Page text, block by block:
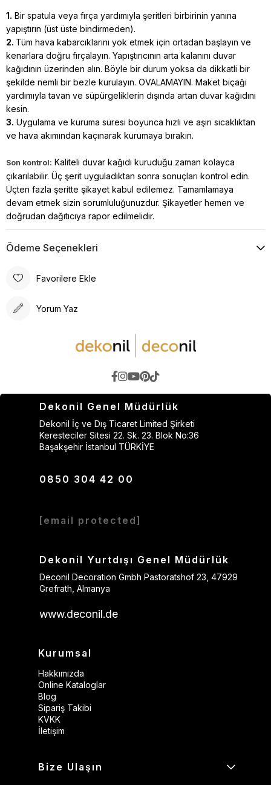
1. Bir spatula veya fırça yardımıyla şeritleri birbirinin yanına
yapıştırın (üst üste bindirmeden).
2. Tüm hava kabarcıklarını yok etmek için ortadan başlayın ve
kenarlara doğru fırçalayın. Yapıştırıcının arta kalanını duvar
kağıdının üzerinden alın. Böyle bir durum yoksa da dikkatli bir
şekilde nemli bir bezle kurulayın. OVALAMAYIN. Maket bıçağı
yardımıyla tavan ve süpürgeliklerin dışında artan duvar kağıdını
kesin.
3. Uygulama ve kuruma süresi boyunca hızlı ve aşırı sıcaklıktan
ve hava akımından kaçınarak kurumaya bırakın.
Son kontrol: Kaliteli duvar kağıdı kuruduğu zaman kolayca
çıkarılabilir. Üç şerit uyguladıktan sonra sonuçları kontrol edin.
Üçten fazla şeritte şikayet kabul edilemez. Tamamlamaya
devam etmek sizin sorumluluğunuzdur. Şikayetler hemen ve
doğrudan dağıtıcıya rapor edilmelidir.
Ödeme Seçenekleri
Favorilere Ekle
Yorum Yaz
Dekonil Genel Müdürlük
Dekonil İç ve Dış Ticaret Limited Şirketi
Keresteciler Sitesi 22. Sk. 23. Blok No:36
Başakşehir İstanbul TÜRKİYE
0850 304 42 00
[email protected]
Dekonil Yurtdışı Genel Müdürlük
Deconil Decoration Gmbh Pastoratshof 23, 47929
Grefrath, Almanya
www.deconil.de
Kurumsal
Hakkımızda
Online Kataloglar
Blog
Sipariş Takibi
KVKK
İletişim
Bize Ulaşın